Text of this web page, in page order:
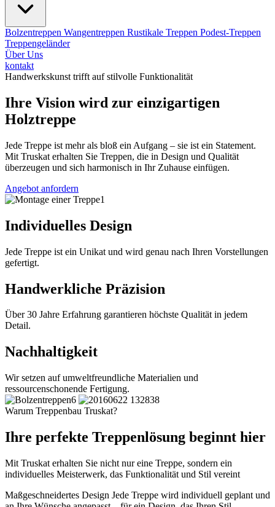
Bolzentreppen Wangentreppen Rustikale Treppen Podest-Treppen
Treppengeländer
Über Uns
kontakt
Handwerkskunst trifft auf stilvolle Funktionalität
Ihre Vision wird zur einzigartigen
Holztreppe
Jede Treppe ist mehr als bloß ein Aufgang – sie ist ein Statement.
Mit Truskat erhalten Sie Treppen, die in Design und Qualität
überzeugen und sich harmonisch in Ihr Zuhause einfügen.
Angebot anfordern
Individuelles Design
Jede Treppe ist ein Unikat und wird genau nach Ihren Vorstellungen
gefertigt.
Handwerkliche Präzision
Über 30 Jahre Erfahrung garantieren höchste Qualität in jedem
Detail.
Nachhaltigkeit
Wir setzen auf umweltfreundliche Materialien und
ressourcenschonende Fertigung.
Warum Treppenbau Truskat?
Ihre perfekte Treppenlösung beginnt hier
Mit Truskat erhalten Sie nicht nur eine Treppe, sondern ein
individuelles Meisterwerk, das Funktionalität und Stil vereint
Maßgeschneidertes Design Jede Treppe wird individuell geplant und